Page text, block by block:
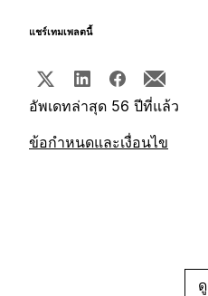
แชร์เทมเพลตนี้
อัพเดทล่าสุด 56 ปีที่แล้ว
ข้อกำหนดและเงื่อนไข
ดู